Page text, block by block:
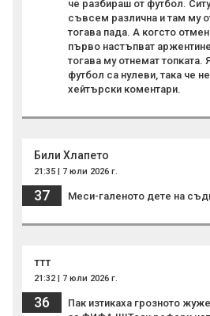
че разбираш от футбол.
съвсем различна и там му
тогава пада. А когсто
първо настъпват
тогава му отнемат топката.
футбол са нулеви, така че
хейтърски коментари.
Били Хлапето
21:35 | 7 юли 2026 г.
37 Меси-галеното дете на
ттт
21:32 | 7 юли 2026 г.
36
Пак изтикаха грозното